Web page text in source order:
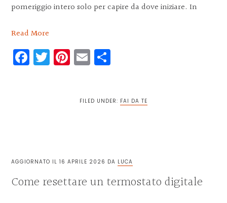
pomeriggio intero solo per capire da dove iniziare. In
Read More
Facebook
Twitter
Pinterest
Email
FILED UNDER: FAI DA TE
AGGIORNATO IL16 APRILE 2026 DA LUCA
Come resettare un termostato digitale